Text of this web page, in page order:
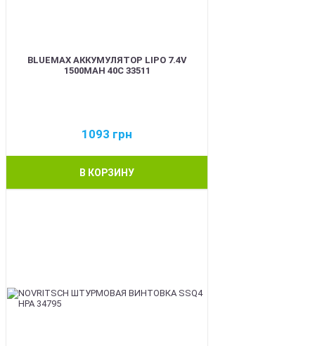
BLUEMAX АККУМУЛЯТОР LIPO 7.4V
1500MAH 40C 33511
1093 грн
В КОРЗИНУ